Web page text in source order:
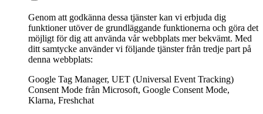
Genom att godkänna dessa tjänster kan vi erbjuda dig
funktioner utöver de grundläggande funktionerna och göra det
möjligt för dig att använda vår webbplats mer bekvämt. Med
ditt samtycke använder vi följande tjänster från tredje part på
denna webbplats:
Google Tag Manager, UET (Universal Event Tracking)
Consent Mode från Microsoft, Google Consent Mode,
Klarna, Freshchat